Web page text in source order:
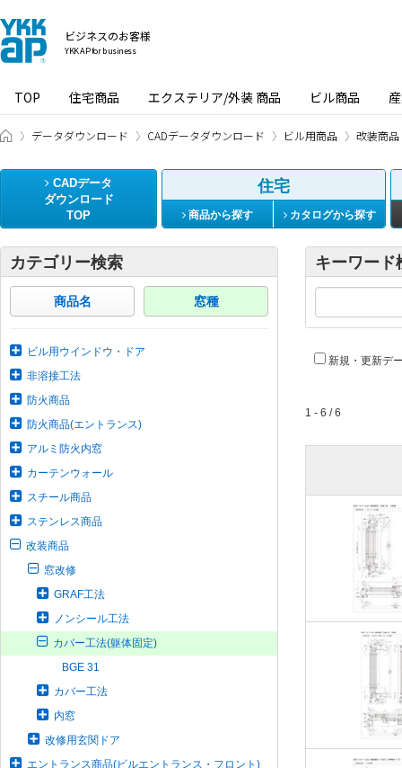
ビジネスのお客様
YKK AP for business
TOP 住宅商品 エクステリア/外装 商品 ビル商品
ビジネスのお客様 HOME
データダウンロード CADデータダウンロード ビル用商品 改装商品
CADデータ
ダウンロード
TOP
住宅
商品から探す カタログから探す
カテゴリー検索
商品名 窓種
ビル用ウインドウ・ドア
非溶接工法
防火商品
防火商品(エントランス)
アルミ防火内窓
カーテンウォール
スチール商品
ステンレス商品
改装商品
窓改修
GRAF工法
ノンシール工法
カバー工法(躯体固定)
BGE 31
カバー工法
内窓
改修用玄関ドア
エントランス商品(ビルエントランス・フロント)
キーワード
新規・更新デ
1 - 6 / 6